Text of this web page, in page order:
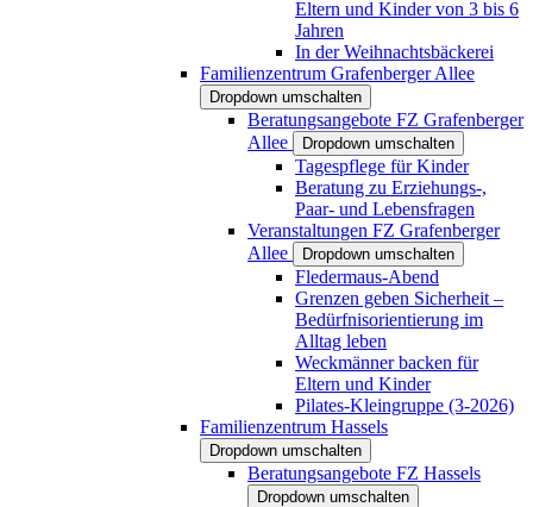
Eltern und Kinder von 3 bis 6
Jahren
In der Weihnachtsbäckerei
Familienzentrum Grafenberger Allee
Dropdown umschalten
Beratungsangebote FZ Grafenberger
Allee
Dropdown umschalten
Tagespflege für Kinder
Beratung zu Erziehungs-,
Paar- und Lebensfragen
Veranstaltungen FZ Grafenberger
Allee
Dropdown umschalten
Fledermaus-Abend
Grenzen geben Sicherheit –
Bedürfnisorientierung im
Alltag leben
Weckmänner backen für
Eltern und Kinder
Pilates-Kleingruppe (3-2026)
Familienzentrum Hassels
Dropdown umschalten
Beratungsangebote FZ Hassels
Dropdown umschalten